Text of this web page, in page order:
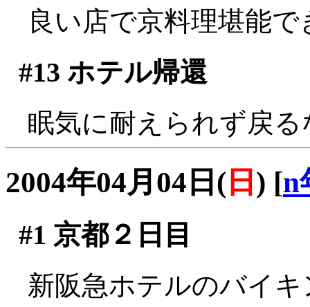
良い店で京料理堪能
#13 ホテル帰還
眠気に耐えられず戻
2004年04月04日( 日 ) [n
#1 京都２日目
新阪急ホテルのバイキ